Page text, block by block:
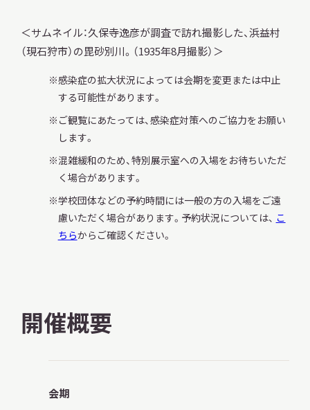
明日 開館日OPEN
サ
内
検
＜サムネイル：久保寺逸彦が調査で訪れ撮影した、浜益村
（現石狩市）の毘砂別川。（1935年8月撮影）＞
感染症の拡大状況によっては会期を変更または中止
する可能性があります。
ご観覧にあたっては、感染症対策へのご協力をお願い
します。
混雑緩和のため、特別展示室への入場をお待ちいただ
く場合があります。
学校団体などの予約時間には一般の方の入場をご遠
慮いただく場合があります。予約状況については、 こ
ちらからご確認ください。
開催概要
会期